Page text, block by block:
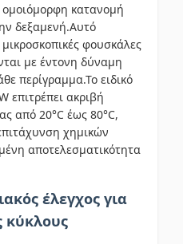
κατανομή
δεξαμενή.Αυτό
φουσκάλες
με έντονη δύναμη
περίγραμμα.Το ειδικό
επιτρέπει ακριβή
από 20°C έως 80°C,
χημικών
αποτελεσματικότητα
έλεγχος για
κύκλους